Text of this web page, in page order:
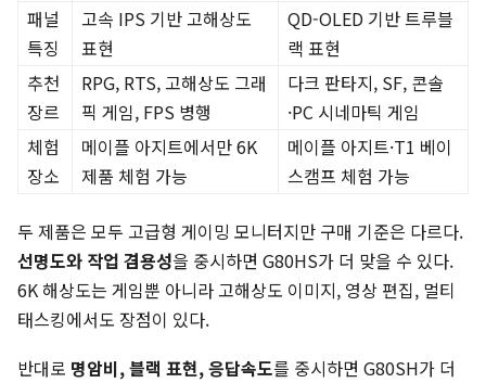
패널
특징
고속 IPS 기반 고해상도
표현
QD-OLED 기반 트루블
랙 표현
추천
장르
RPG, RTS, 고해상도 그래
픽 게임, FPS 병행
다크 판타지, SF, 콘솔
·PC 시네마틱 게임
체험
장소
메이플 아지트에서만 6K
제품 체험 가능
메이플 아지트·T1 베이
스캠프 체험 가능
두 제품은 모두 고급형 게이밍 모니터지만 구매 기준은 다르다.
선명도와 작업 겸용성을 중시하면 G80HS가 더 맞을 수 있다.
6K 해상도는 게임뿐 아니라 고해상도 이미지, 영상 편집, 멀티
태스킹에서도 장점이 있다.
반대로 명암비, 블랙 표현, 응답속도를 중시하면 G80SH가 더